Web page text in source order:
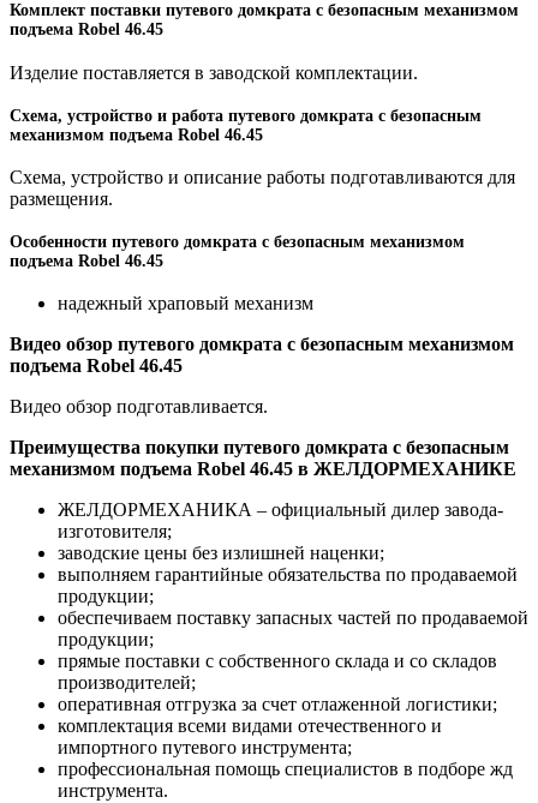
Комплект поставки путевого домкрата с безопасным механизмом
подъема Robel 46.45
Изделие поставляется в заводской комплектации.
Схема, устройство и работа путевого домкрата с безопасным
механизмом подъема Robel 46.45
Схема, устройство и описание работы подготавливаются для
размещения.
Особенности путевого домкрата с безопасным механизмом
подъема Robel 46.45
надежный храповый механизм
Видео обзор путевого домкрата с безопасным механизмом
подъема Robel 46.45
Видео обзор подготавливается.
Преимущества покупки путевого домкрата с безопасным
механизмом подъема Robel 46.45 в ЖЕЛДОРМЕХАНИКЕ
ЖЕЛДОРМЕХАНИКА – официальный дилер завода-
изготовителя;
заводские цены без излишней наценки;
выполняем гарантийные обязательства по продаваемой
продукции;
обеспечиваем поставку запасных частей по продаваемой
продукции;
прямые поставки с собственного склада и со складов
производителей;
оперативная отгрузка за счет отлаженной логистики;
комплектация всеми видами отечественного и
импортного путевого инструмента;
профессиональная помощь специалистов в подборе жд
инструмента.